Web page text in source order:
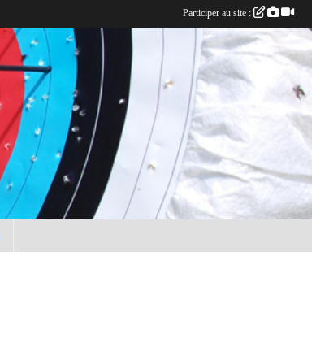
Participer au site :